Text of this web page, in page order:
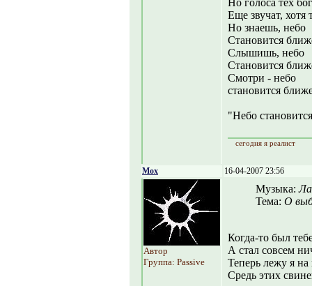
Но голоса тех
Еще звучат,
Но знаешь, небо
Становится
Слышишь, небо
Становится
Смотри - небо
становится
"Небо
сегодня я реалист
Mox 16-04-2007 23:56
Автор
Группа: Passive
Музыка:
Тема: О
Когда-то был
А стал совсем
Теперь лежу я
Средь этих